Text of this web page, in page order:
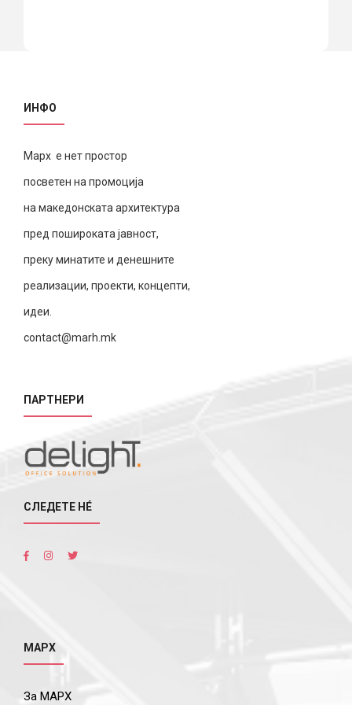
ИНФО
Марх е нет простор
посветен на промоција
на македонската архитектура
пред пошироката јавност,
преку минатите и денешните
реализации, проекти, концепти,
идеи.
contact@marh.mk
ПАРТНЕРИ
СЛЕДЕТЕ НÉ
МАРХ
За МАРХ